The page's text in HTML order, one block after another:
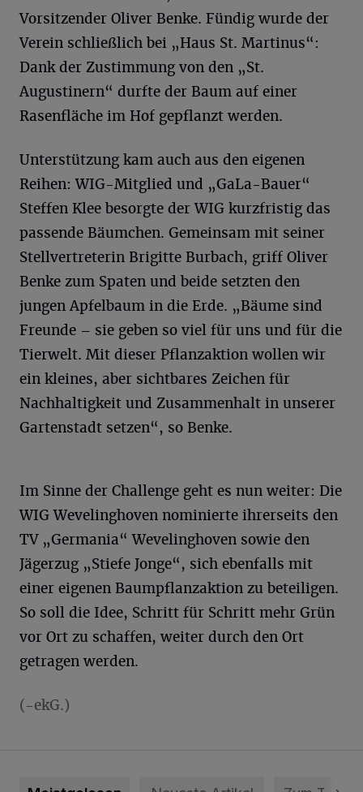
Vorsitzender Oliver Benke. Fündig wurde der
Verein schließlich bei „Haus St. Martinus“:
Dank der Zustimmung von den „St.
Augustinern“ durfte der Baum auf einer
Rasenfläche im Hof gepflanzt werden.
Unterstützung kam auch aus den eigenen
Reihen: WIG-Mitglied und „GaLa-Bauer“
Steffen Klee besorgte der WIG kurzfristig das
passende Bäumchen. Gemeinsam mit seiner
Stellvertreterin Brigitte Burbach, griff Oliver
Benke zum Spaten und beide setzten den
jungen Apfelbaum in die Erde. „Bäume sind
Freunde – sie geben so viel für uns und für die
Tierwelt. Mit dieser Pflanzaktion wollen wir
ein kleines, aber sichtbares Zeichen für
Nachhaltigkeit und Zusammenhalt in unserer
Gartenstadt setzen“, so Benke.
Im Sinne der Challenge geht es nun weiter: Die
WIG Wevelinghoven nominierte ihrerseits den
TV „Germania“ Wevelinghoven sowie den
Jägerzug „Stiefe Jonge“, sich ebenfalls mit
einer eigenen Baumpflanzaktion zu beteiligen.
So soll die Idee, Schritt für Schritt mehr Grün
vor Ort zu schaffen, weiter durch den Ort
getragen werden.
(-ekG.)